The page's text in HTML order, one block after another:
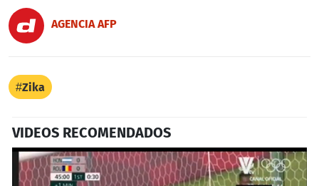
AGENCIA AFP
Zika
VIDEOS RECOMENDADOS